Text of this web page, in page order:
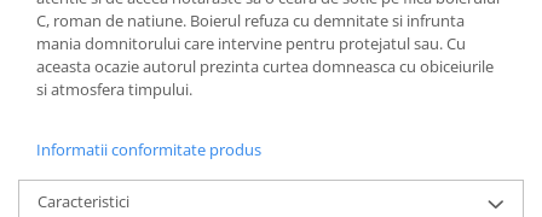
C, roman de natiune. Boierul refuza cu demnitate si infrunta
mania domnitorului care intervine pentru protejatul sau. Cu
aceasta ocazie autorul prezinta curtea domneasca cu obiceiurile
si atmosfera timpului.
Informatii conformitate produs
Caracteristici